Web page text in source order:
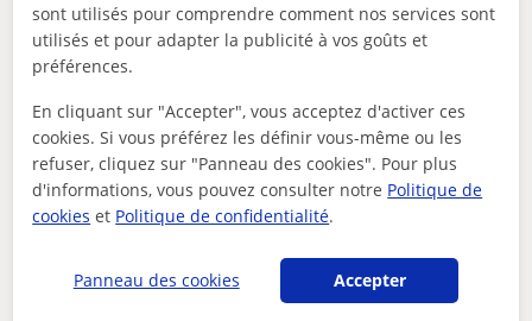
Des problèmes avec ce profil ?Signalez-le
Vos cours particuliers
Autres professeurs d'Italien en ligne
susceptibles de vous intéresser
sont utilisés pour comprendre comment nos services sont
utilisés et pour adapter la publicité à vos goûts et
préférences.
En cliquant sur "Accepter", vous acceptez d'activer ces
cookies. Si vous préférez les définir vous-même ou les
refuser, cliquez sur "Panneau des cookies". Pour plus
d'informations, vous pouvez consulter notre Politique de
cookies et Politique de confidentialité.
Panneau des cookies Accepter